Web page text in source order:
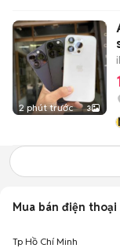
2 phút trước 3
Mua bán điện thoại
Tp Hồ Chí Minh